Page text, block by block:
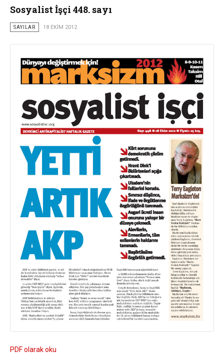
Sosyalist İşçi 448. sayı
SAYILAR 18 EKIM 2012
PDF olarak oku